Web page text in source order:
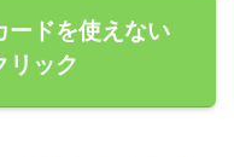
ードを使えない
リック